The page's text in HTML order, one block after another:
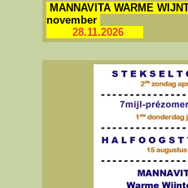
MANNAVITA WARME
november
28.11.2026